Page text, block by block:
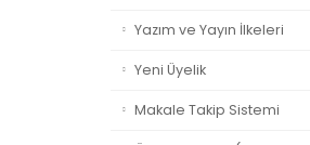
Yazım ve Yayın İlkeleri
Yeni Üyelik
Makale Takip Sistemi